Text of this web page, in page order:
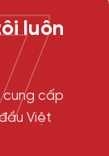
luôn
cung cấp
Việt